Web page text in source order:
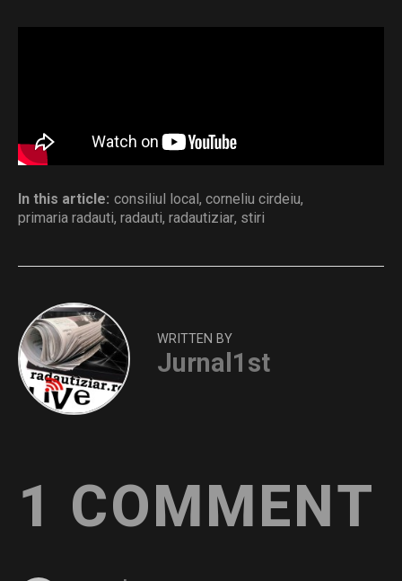
In this article: consiliul local, corneliu cirdeiu,
primaria radauti, radauti, radautiziar, stiri
WRITTEN BY
Jurnal1st
1 COMMENT